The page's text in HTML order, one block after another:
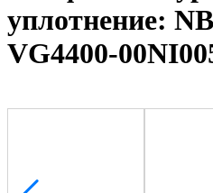
уплотнение:
VG4400-